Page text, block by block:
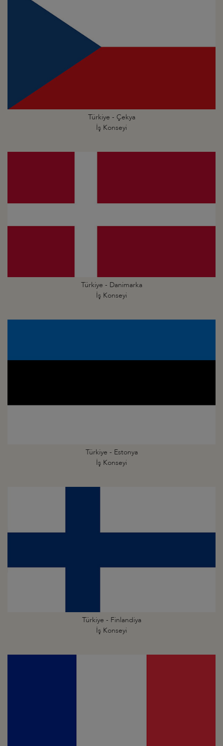
Türkiye - Çekya
İş Konseyi
Türkiye - Danimarka
İş Konseyi
Türkiye - Estonya
İş Konseyi
Türkiye - Finlandiya
İş Konseyi